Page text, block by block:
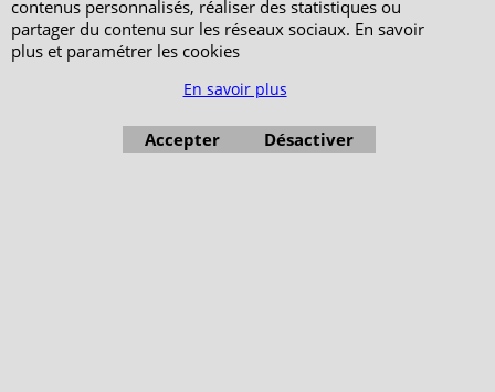
contenus personnalisés, réaliser des statistiques ou
partager du contenu sur les réseaux sociaux. En savoir
plus et paramétrer les cookies
En savoir plus
Accepter Désactiver